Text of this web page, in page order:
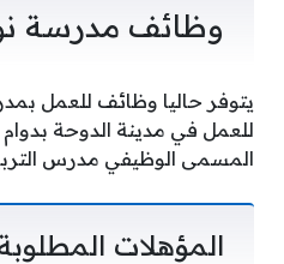
وظائف مدرسة
يتوفر حاليا وظائف للعمل
للعمل في مدينة الدوحة بدوام
المسمى الوظيفي مدرس التربية
المؤهلات